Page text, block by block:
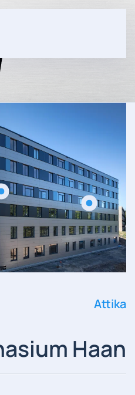
Attika
Haan